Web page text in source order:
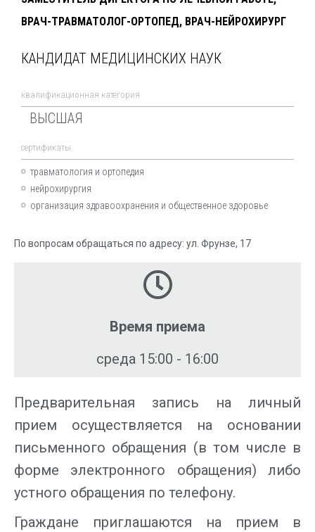
ВРАЧ-ТРАВМАТОЛОГ-ОРТОПЕД, ВРАЧ-НЕЙРОХИРУРГ
КАНДИДАТ МЕДИЦИНСКИХ НАУК
квалификационная категория
ВЫСШАЯ
cертификаты
травматология и ортопедия
нейрохирургия
организация здравоохранения и общественное здоровье
По вопросам обращаться по адресу: ул. Фрунзе, 17
Время приема
среда 15:00 - 16:00
Предварительная запись на личный
прием осуществляется на основании
письменного обращения (в том числе в
форме электронного обращения) либо
устного обращения по телефону.
Граждане приглашаются на прием в